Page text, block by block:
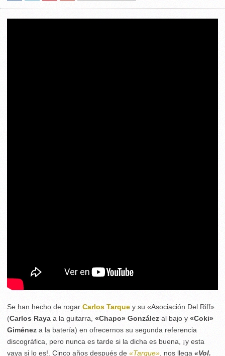
Se han hecho de rogar Carlos Tarque y su «Asociación Del Riff»
(Carlos Raya a la guitarra, «Chapo» González al bajo y «Coki»
Giménez a la batería) en ofrecernos su segunda referencia
discográfica, pero nunca es tarde si la dicha es buena, ¡y esta
vaya si lo es!. Cinco años después de «Tarque» , nos llega «Vol.